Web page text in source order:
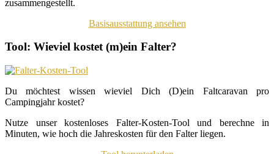
zusammengestellt.
Basisausstattung ansehen
Tool: Wieviel kostet (m)ein Falter?
Du möchtest wissen wieviel Dich (D)ein Faltcaravan pro
Campingjahr kostet?
Nutze unser kostenloses Falter-Kosten-Tool und berechne in
Minuten, wie hoch die Jahreskosten für den Falter liegen.